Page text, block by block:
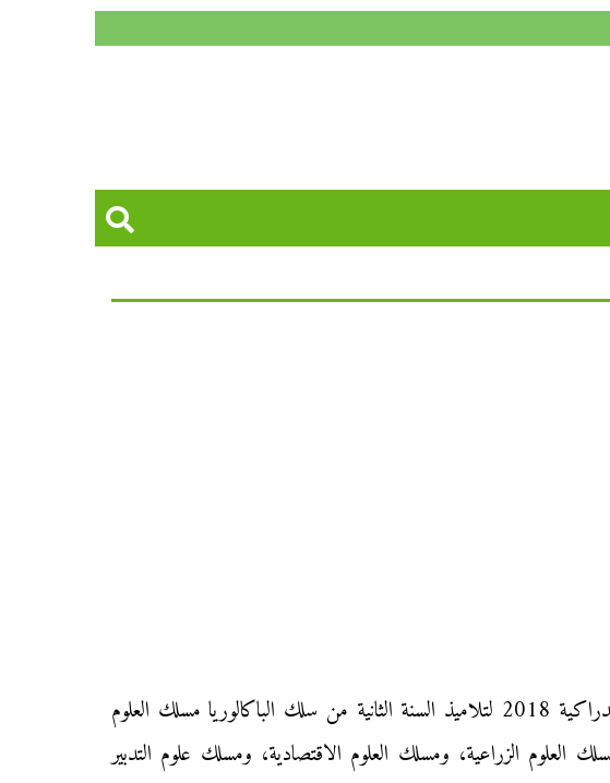
نقدم إليكم زوار «موقع محفظتي» الامتحان الوطني الموحد في مادة «اللغة الإنجليزية» دورة يوليوز الاستدراكية 2018 لتلاميذ السنة الثانية من سلك الباكالوريا مسلك العلوم
الزراعية، ومسلك العلوم الاقتصادية، ومسلك علوم التدبير